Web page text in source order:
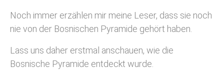
Noch immer erzählen mir meine Leser, dass sie noch
nie von der Bosnischen Pyramide gehört haben.
Lass uns daher erstmal anschauen, wie die
Bosnische Pyramide entdeckt wurde.